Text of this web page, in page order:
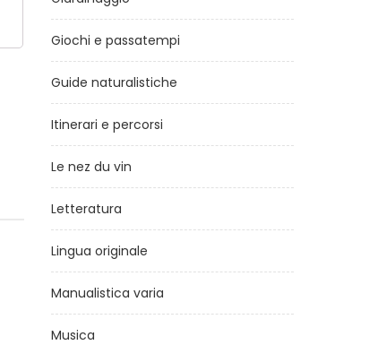
Giochi e passatempi
Guide naturalistiche
Itinerari e percorsi
Le nez du vin
Letteratura
Lingua originale
Manualistica varia
Musica